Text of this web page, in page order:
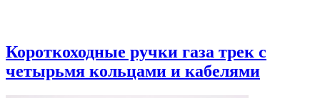
Короткоходные ручки газа трек с
четырьмя кольцами и кабелями